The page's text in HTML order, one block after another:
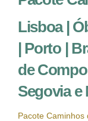
Lisboa |
| Porto |
de
Segovia e
Pacote Caminhos